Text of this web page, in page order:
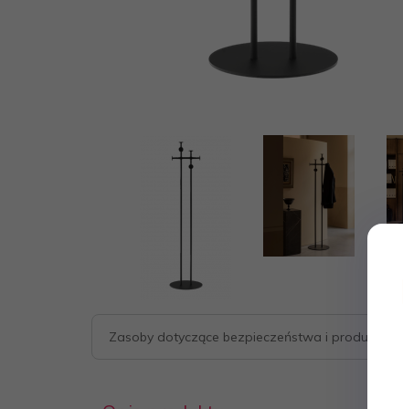
Zasoby dotyczące bezpieczeństwa i produktów